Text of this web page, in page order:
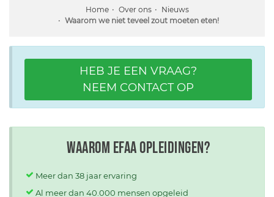
Home Over ons
Nieuws
Waarom we niet teveel zout moeten eten!
HEB JE EEN VRAAG?
NEEM CONTACT OP
Waarom EFAA opleidingen?
Meer dan 38 jaar ervaring
Al meer dan 40.000 mensen opgeleid